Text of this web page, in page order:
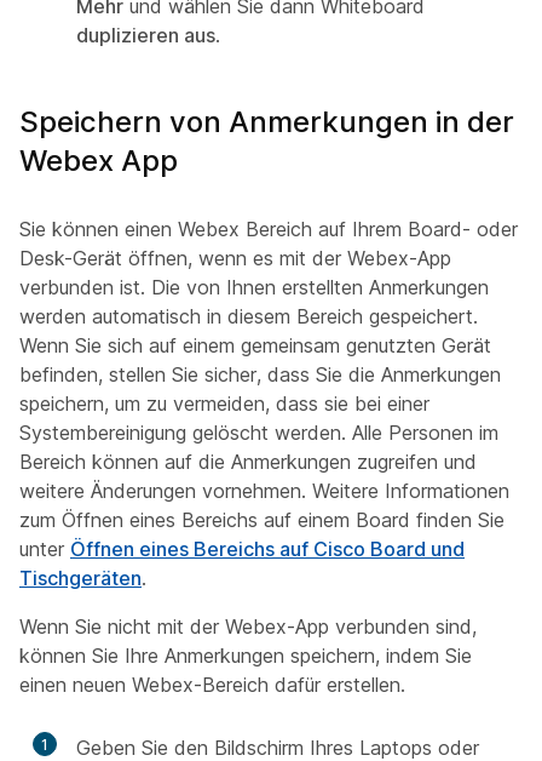
Mehr und wählen Sie dann Whiteboard
duplizieren aus.
Speichern von Anmerkungen in der
Webex App
Sie können einen Webex Bereich auf Ihrem Board- oder
Desk-Gerät öffnen, wenn es mit der Webex-App
verbunden ist. Die von Ihnen erstellten Anmerkungen
werden automatisch in diesem Bereich gespeichert.
Wenn Sie sich auf einem gemeinsam genutzten Gerät
befinden, stellen Sie sicher, dass Sie die Anmerkungen
speichern, um zu vermeiden, dass sie bei einer
Systembereinigung gelöscht werden. Alle Personen im
Bereich können auf die Anmerkungen zugreifen und
weitere Änderungen vornehmen. Weitere Informationen
zum Öffnen eines Bereichs auf einem Board finden Sie
unter Öffnen eines Bereichs auf Cisco Board und
Tischgeräten.
Wenn Sie nicht mit der Webex-App verbunden sind,
können Sie Ihre Anmerkungen speichern, indem Sie
einen neuen Webex-Bereich dafür erstellen.
1
Geben Sie den Bildschirm Ihres Laptops oder